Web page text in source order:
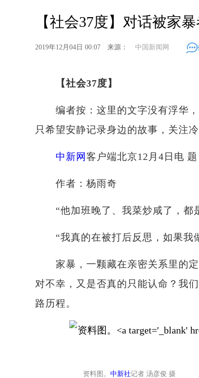
【社会37度】对话被家
2019年12月04日 00:07 来源： 中国新闻网
【社会37度】
编者按：这里的文字没有浮华
只希望安静记录身边的故事，关注
中新网 客户端北京12月4日电 题
作者：杨雨奇
“他加班晚了、我菜炒咸了，都
“我真的在被打后反思，如果我
家暴，一颗藏在亲密关系里的定
对不幸，又是否真的只能认命？我
路历程。
资料图。 中新社记者 汤彦俊 摄